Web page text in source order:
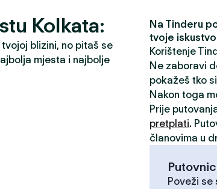
Kolkata:
blizini, no pitaš se
mjesta i najbolje
Na Tinderu
tvoje
Korištenje
Ne zaboravi
pokažeš tko
Nakon toga
Prije
pretplati.
članovima u
Poveži se